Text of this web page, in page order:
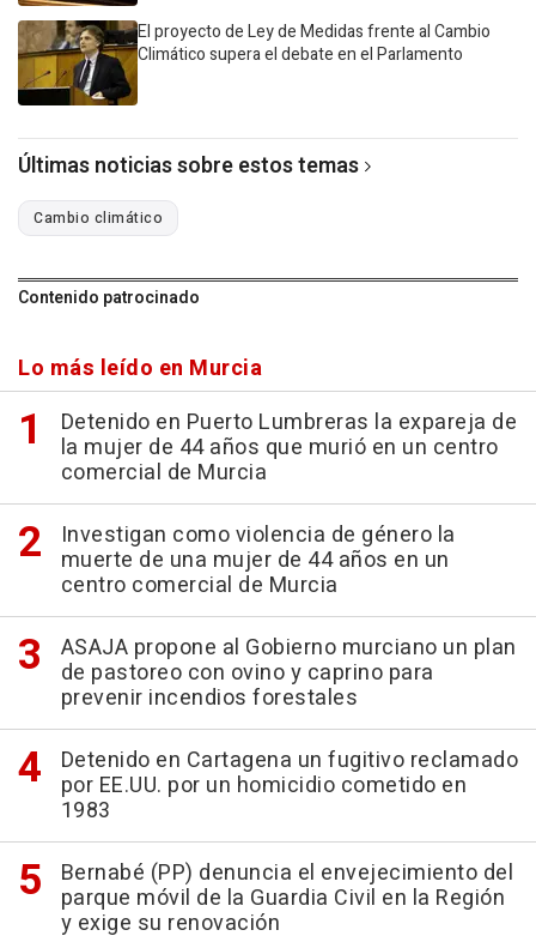
El proyecto de Ley de Medidas frente al Cambio
Climático supera el debate en el Parlamento
Últimas noticias sobre estos temas
Cambio climático
Contenido patrocinado
Lo más leído en Murcia
Detenido en Puerto Lumbreras la expareja de
la mujer de 44 años que murió en un centro
comercial de Murcia
Investigan como violencia de género la
muerte de una mujer de 44 años en un
centro comercial de Murcia
ASAJA propone al Gobierno murciano un plan
de pastoreo con ovino y caprino para
prevenir incendios forestales
Detenido en Cartagena un fugitivo reclamado
por EE.UU. por un homicidio cometido en
1983
Bernabé (PP) denuncia el envejecimiento del
parque móvil de la Guardia Civil en la Región
y exige su renovación